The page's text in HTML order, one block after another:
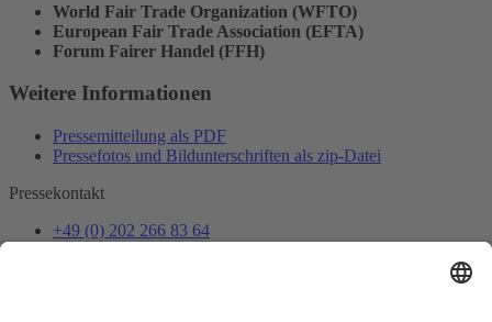
World Fair Trade Organization (WFTO)
European Fair Trade Association (EFTA)
Forum Fairer Handel (FFH)
Weitere Informationen
Pressemitteilung als PDF
Pressefotos und Bildunterschriften als zip-Datei
Pressekontakt
+49 (0) 202 266 83 64